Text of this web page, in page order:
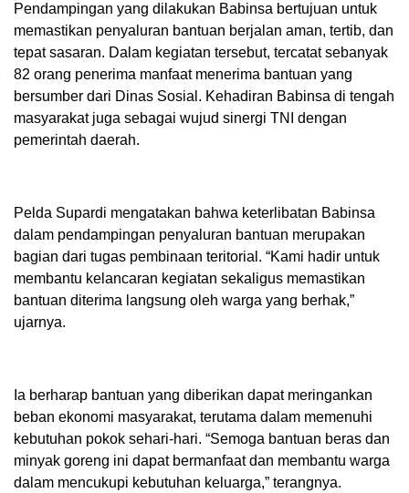
Pendampingan yang dilakukan Babinsa bertujuan untuk
memastikan penyaluran bantuan berjalan aman, tertib, dan
tepat sasaran. Dalam kegiatan tersebut, tercatat sebanyak
82 orang penerima manfaat menerima bantuan yang
bersumber dari Dinas Sosial. Kehadiran Babinsa di tengah
masyarakat juga sebagai wujud sinergi TNI dengan
pemerintah daerah.
Pelda Supardi mengatakan bahwa keterlibatan Babinsa
dalam pendampingan penyaluran bantuan merupakan
bagian dari tugas pembinaan teritorial. “Kami hadir untuk
membantu kelancaran kegiatan sekaligus memastikan
bantuan diterima langsung oleh warga yang berhak,”
ujarnya.
Ia berharap bantuan yang diberikan dapat meringankan
beban ekonomi masyarakat, terutama dalam memenuhi
kebutuhan pokok sehari-hari. “Semoga bantuan beras dan
minyak goreng ini dapat bermanfaat dan membantu warga
dalam mencukupi kebutuhan keluarga,” terangnya.